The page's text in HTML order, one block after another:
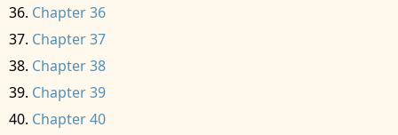
Chapter 36
Chapter 37
Chapter 38
Chapter 39
Chapter 40